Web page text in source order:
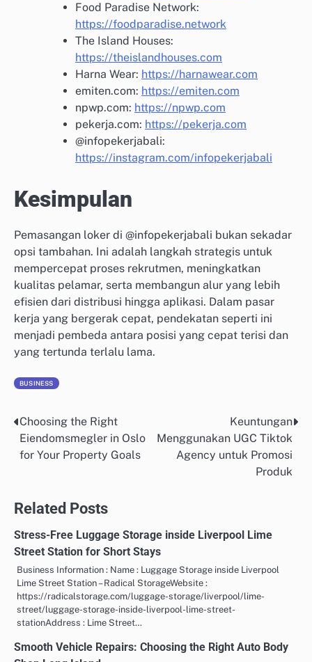
Food Paradise Network:
https://foodparadise.network
The Island Houses:
https://theislandhouses.com
Harna Wear: https://harnawear.com
emiten.com: https://emiten.com
npwp.com: https://npwp.com
pekerja.com: https://pekerja.com
@infopekerjabali:
https://instagram.com/infopekerjabali
Kesimpulan
Pemasangan loker di @infopekerjabali bukan sekadar
opsi tambahan. Ini adalah langkah strategis untuk
mempercepat proses rekrutmen, meningkatkan
kualitas pelamar, serta membangun alur yang lebih
efisien dari distribusi hingga aplikasi. Dalam pasar
kerja yang bergerak cepat, pendekatan seperti ini
menjadi pembeda antara posisi yang cepat terisi dan
yang tertunda terlalu lama.
BUSINESS
Post
navigation
Choosing the Right
Eiendomsmegler in Oslo
for Your Property Goals
Keuntungan
Menggunakan UGC Tiktok
Agency untuk Promosi
Produk
Related Posts
Stress-Free Luggage Storage inside Liverpool Lime
Street Station for Short Stays
Business Information : Name : Luggage Storage inside Liverpool
Lime Street Station – Radical StorageWebsite :
https://radicalstorage.com/luggage-storage/liverpool/lime-
street/luggage-storage-inside-liverpool-lime-street-
stationAddress : Lime Street…
Smooth Vehicle Repairs: Choosing the Right Auto Body